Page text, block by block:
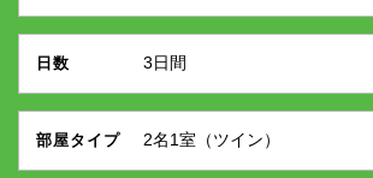
日数
部屋タイプ